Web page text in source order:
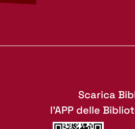
Scarica
l'APP delle